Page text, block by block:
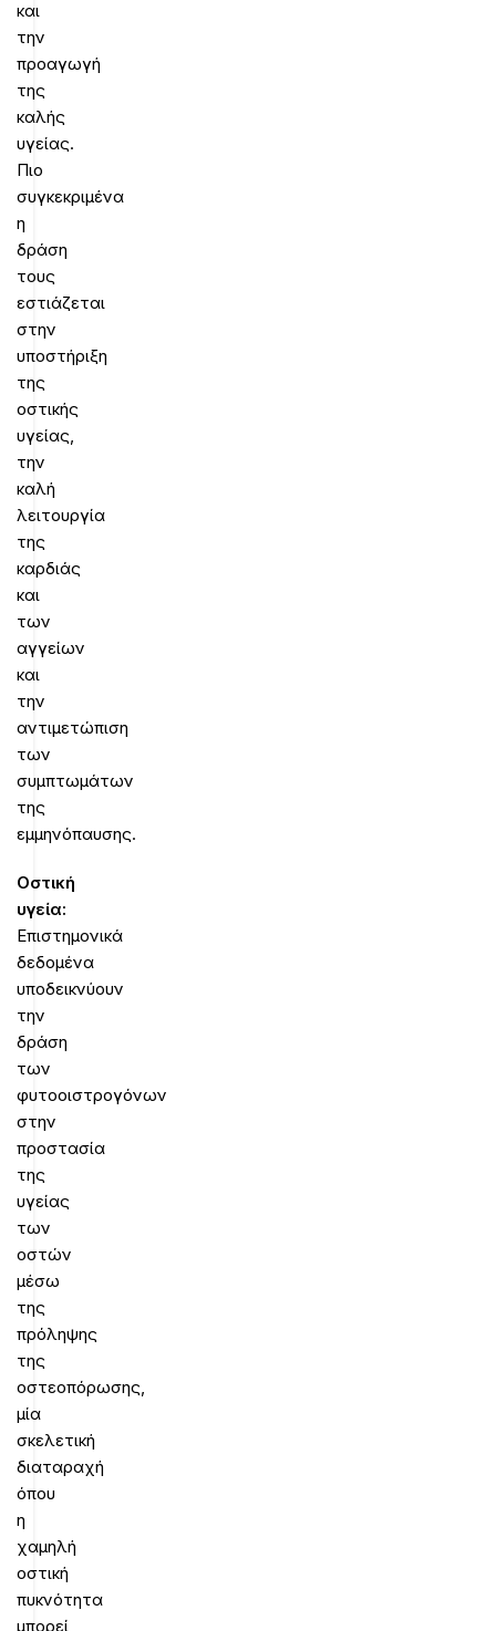
και
την
προαγωγή
της
καλής
υγείας.
Πιο
συγκεκριμένα
η
δράση
τους
εστιάζεται
στην
υποστήριξη
της
οστικής
υγείας,
την
καλή
λειτουργία
της
καρδιάς
και
των
αγγείων
και
την
αντιμετώπιση
των
συμπτωμάτων
της
εμμηνόπαυσης.
Οστική
υγεία:
Επιστημονικά
δεδομένα
υποδεικνύουν
την
δράση
των
φυτοοιστρογόνων
στην
προστασία
της
υγείας
των
οστών
μέσω
της
πρόληψης
της
οστεοπόρωσης,
μία
σκελετική
διαταραχή
όπου
η
χαμηλή
οστική
πυκνότητα
μπορεί